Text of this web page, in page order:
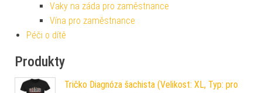
Vaky na záda pro zaměstnance
Vína pro zaměstnance
Péči o dítě
Produkty
Tričko Diagnóza šachista (Velikost: XL, Typ: pro